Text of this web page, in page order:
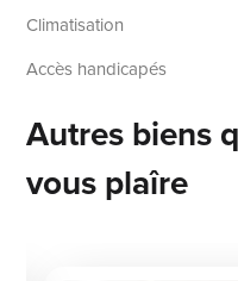
Climatisation
Accès handicapés
Autres biens
vous plaîre